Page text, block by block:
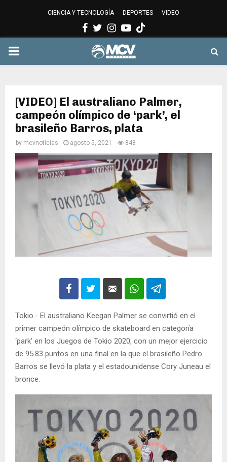
CIENCIA Y TECNOLOGÍA DEPORTES VIDEO
Facebook
Twitter
Instagram
Youtube
PRIMARY
[VIDEO] El australiano Palmer,
campeón olímpico de ‘park’, el
brasileño Barros, plata
by mcvnoticias agosto 5, 2021 848
Tokio.- El australiano Keegan Palmer se convirtió en el
primer campeón olímpico de skateboard en categoría
‘park’ en los Juegos de Tokio 2020, con un mejor ejercicio
de 95.83 puntos en una final en la que el brasileño Pedro
Barros se llevó la plata y el estadounidense Cory Juneau el
bronce.